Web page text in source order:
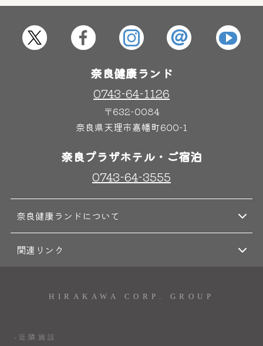
奈良わんぱくランド
はしゃきっズ
ボディケア
奈良健康ランド
0743-64-1126
〒632-0084
奈良県天理市嘉幡町600-1
奈良プラザホテル・ご宿泊
0743-64-3555
奈良健康ランドについて
関連リンク
HIRAKAWA CORP. GROUP
-近隣施設